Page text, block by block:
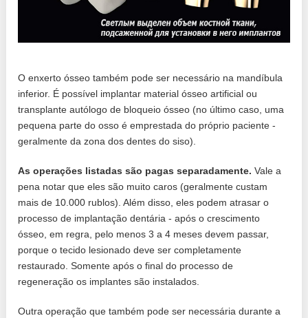
O enxerto ósseo também pode ser necessário na mandíbula
inferior. É possível implantar material ósseo artificial ou
transplante autólogo de bloqueio ósseo (no último caso, uma
pequena parte do osso é emprestada do próprio paciente -
geralmente da zona dos dentes do siso).
As operações listadas são pagas separadamente. Vale a
pena notar que eles são muito caros (geralmente custam
mais de 10.000 rublos). Além disso, eles podem atrasar o
processo de implantação dentária - após o crescimento
ósseo, em regra, pelo menos 3 a 4 meses devem passar,
porque o tecido lesionado deve ser completamente
restaurado. Somente após o final do processo de
regeneração os implantes são instalados.
Outra operação que também pode ser necessária durante a